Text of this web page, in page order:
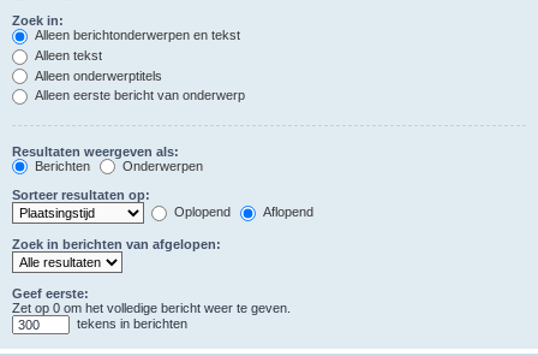
Zoek in:
Alleen berichtonderwerpen en tekst
Alleen tekst
Alleen onderwerptitels
Alleen eerste bericht van onderwerp
Resultaten weergeven als:
Berichten
Onderwerpen
Sorteer resultaten op:
Oplopend
Aflopend
Zoek in berichten van afgelopen:
Geef eerste:
Zet op 0 om het volledige bericht weer te geven.
tekens in berichten